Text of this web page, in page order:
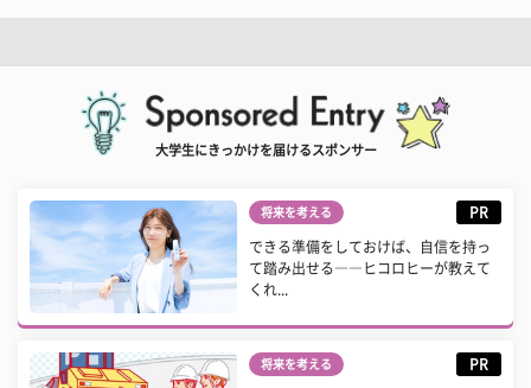
大学生にきっかけを届けるスポンサー
将来を考える PR
できる準備をしておけば、自信を持っ
て踏み出せる――ヒコロヒーが教えて
くれ...
将来を考える PR